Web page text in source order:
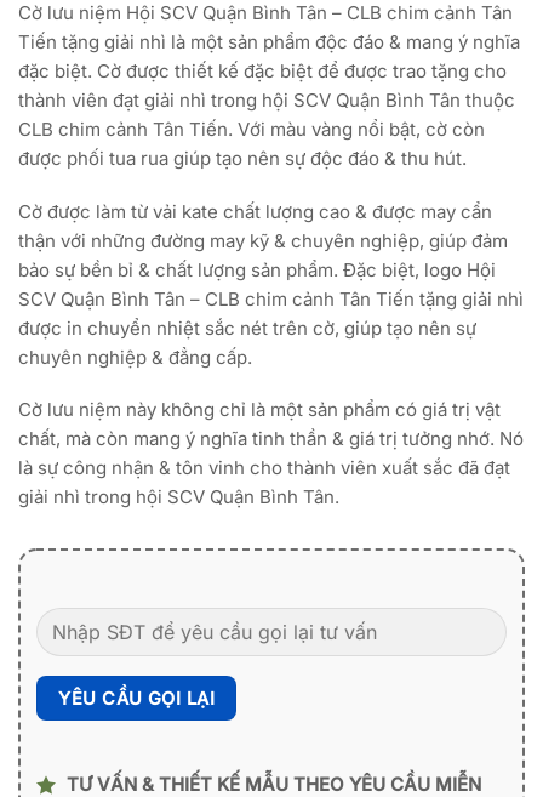
Cờ lưu niệm Hội SCV Quận Bình Tân – CLB chim cảnh Tân
Tiến tặng giải nhì là một sản phẩm độc đáo & mang ý nghĩa
đặc biệt. Cờ được thiết kế đặc biệt để được trao tặng cho
thành viên đạt giải nhì trong hội SCV Quận Bình Tân thuộc
CLB chim cảnh Tân Tiến. Với màu vàng nổi bật, cờ còn
được phối tua rua giúp tạo nên sự độc đáo & thu hút.
Cờ được làm từ vải kate chất lượng cao & được may cẩn
thận với những đường may kỹ & chuyên nghiệp, giúp đảm
bảo sự bền bỉ & chất lượng sản phẩm. Đặc biệt, logo Hội
SCV Quận Bình Tân – CLB chim cảnh Tân Tiến tặng giải nhì
được in chuyển nhiệt sắc nét trên cờ, giúp tạo nên sự
chuyên nghiệp & đẳng cấp.
Cờ lưu niệm này không chỉ là một sản phẩm có giá trị vật
chất, mà còn mang ý nghĩa tinh thần & giá trị tưởng nhớ. Nó
là sự công nhận & tôn vinh cho thành viên xuất sắc đã đạt
giải nhì trong hội SCV Quận Bình Tân.
TƯ VẤN & THIẾT KẾ MẪU THEO YÊU CẦU MIỄN